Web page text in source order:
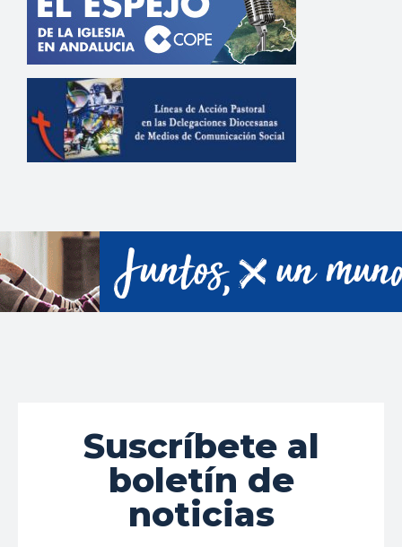
Suscríbete al
boletín de
noticias